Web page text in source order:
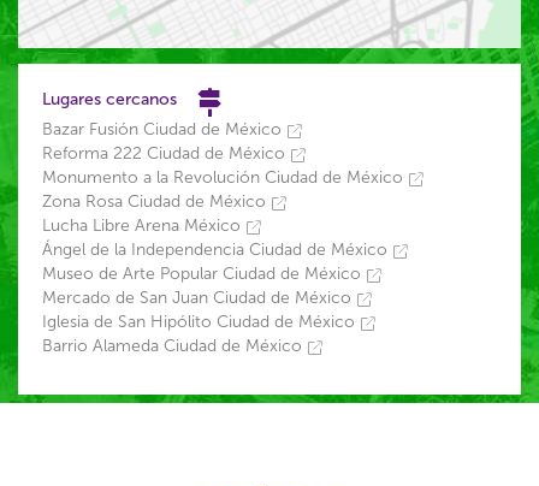
Lugares cercanos
Bazar Fusión Ciudad de México
Reforma 222 Ciudad de México
Monumento a la Revolución Ciudad de México
Zona Rosa Ciudad de México
Lucha Libre Arena México
Ángel de la Independencia Ciudad de México
Museo de Arte Popular Ciudad de México
Mercado de San Juan Ciudad de México
Iglesia de San Hipólito Ciudad de México
Barrio Alameda Ciudad de México